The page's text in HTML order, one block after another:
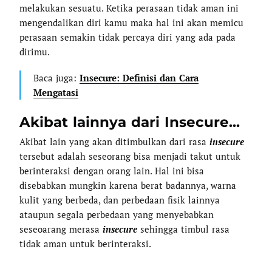
melakukan sesuatu. Ketika perasaan tidak aman ini
mengendalikan diri kamu maka hal ini akan memicu
perasaan semakin tidak percaya diri yang ada pada
dirimu.
Baca juga: Insecure: Definisi dan Cara
Mengatasi
Akibat lainnya dari Insecure...
Akibat lain yang akan ditimbulkan dari rasainsecure
tersebut adalah seseorang bisa menjadi takut untuk
berinteraksi dengan orang lain. Hal ini bisa
disebabkan mungkin karena berat badannya, warna
kulit yang berbeda, dan perbedaan fisik lainnya
ataupun segala perbedaan yang menyebabkan
seseoarang merasainsecuresehingga timbul rasa
tidak aman untuk berinteraksi.